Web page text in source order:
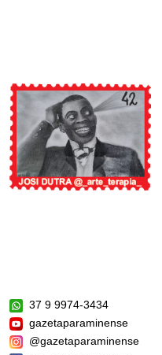
37 9 9974-3434
gazetaparaminense
@gazetaparaminense